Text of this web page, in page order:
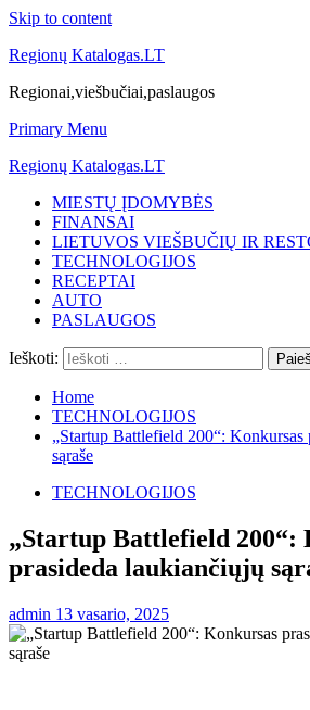
Skip to content
Regionų Katalogas.LT
Regionai,viešbučiai,paslaugos
Primary Menu
Regionų Katalogas.LT
MIESTŲ ĮDOMYBĖS
FINANSAI
LIETUVOS VIEŠBUČIŲ IR
TECHNOLOGIJOS
RECEPTAI
AUTO
PASLAUGOS
Ieškoti:
Home
TECHNOLOGIJOS
„Startup Battlefield 200“: Konkursas
sąraše
TECHNOLOGIJOS
„Startup Battlefield 200“:
prasideda laukiančiųjų
admin 13 vasario, 2025